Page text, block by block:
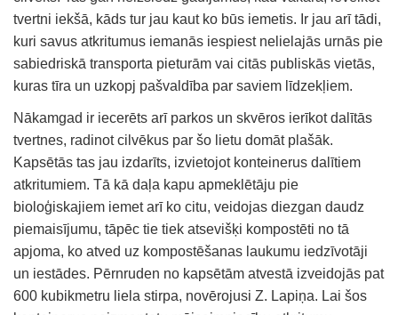
tvertni iekšā, kāds tur jau kaut ko būs iemetis. Ir jau arī tādi,
kuri savus atkritumus iemanās iespiest nelielajās urnās pie
sabiedriskā transporta pieturām vai citās publiskās vietās,
kuras tīra un uzkopj pašvaldība par saviem līdzekļiem.
Nākamgad ir iecerēts arī parkos un skvēros ierīkot dalītās
tvertnes, radinot cilvēkus par šo lietu domāt plašāk.
Kapsētās tas jau izdarīts, izvietojot konteinerus dalītiem
atkritumiem. Tā kā daļa kapu apmeklētāju pie
bioloģiskajiem iemet arī ko citu, veidojas diezgan daudz
piemaisījumu, tāpēc tie tiek atsevišķi kompostēti no tā
apjoma, ko atved uz kompostēšanas laukumu iedzīvotāji
un iestādes. Pērnruden no kapsētām atvestā izveidojās pat
600 kubikmetru liela stirpa, novērojusi Z. Lapiņa. Lai šos